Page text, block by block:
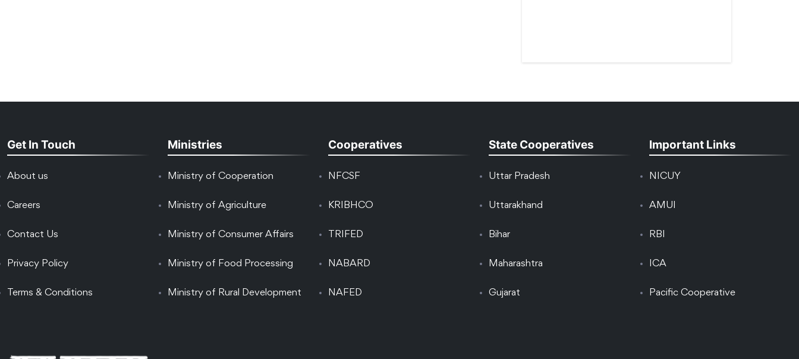
Get In Touch
About us
Careers
Contact Us
Privacy Policy
Terms & Conditions
Ministries
Ministry of Cooperation
Ministry of Agriculture
Ministry of Consumer Affairs
Ministry of Food Processing
Ministry of Rural Development
Cooperatives
NFCSF
KRIBHCO
TRIFED
NABARD
NAFED
State Cooperatives
Uttar Pradesh
Uttarakhand
Bihar
Maharashtra
Gujarat
Important Links
NICUY
AMUI
RBI
ICA
Pacific Cooperative